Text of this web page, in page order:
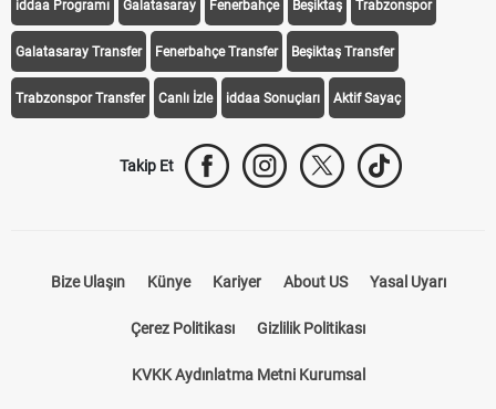
iddaa Programı Galatasaray Fenerbahçe Beşiktaş Trabzonspor
Galatasaray Transfer Fenerbahçe Transfer Beşiktaş Transfer
Trabzonspor Transfer Canlı İzle iddaa Sonuçları Aktif Sayaç
Takip Et
Bize Ulaşın Künye Kariyer About US Yasal Uyarı
Çerez Politikası Gizlilik Politikası
KVKK Aydınlatma Metni Kurumsal